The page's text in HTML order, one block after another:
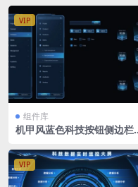
1080
VIP
组件库
机甲风蓝色科技按钮侧边栏
VIP